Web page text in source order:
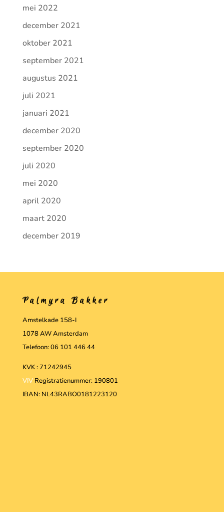
mei 2022
december 2021
oktober 2021
september 2021
augustus 2021
juli 2021
januari 2021
december 2020
september 2020
juli 2020
mei 2020
april 2020
maart 2020
december 2019
Palmyra Bakker
Amstelkade 158-I
1078 AW Amsterdam
Telefoon: 06 101 446 44
KVK : 71242945
VIVRegistratienummer: 190801
IBAN: NL43RABO0181223120